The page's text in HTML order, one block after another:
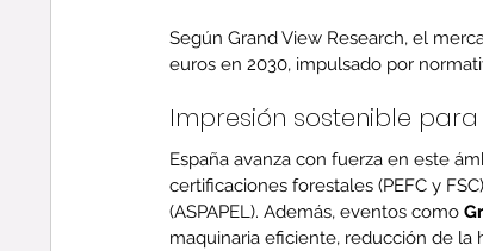
Según Grand View Research, el
euros en 2030, impulsado por
Impresión sostenible
España avanza con fuerza en este
certificaciones forestales (PEFC y
(ASPAPEL). Además, eventos como
maquinaria eficiente, reducción de